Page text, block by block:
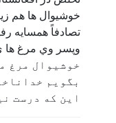
خوشيوال ها هم
تصادفاً همسايه
خوشيوال مرغ
بگويم
اين كه درست